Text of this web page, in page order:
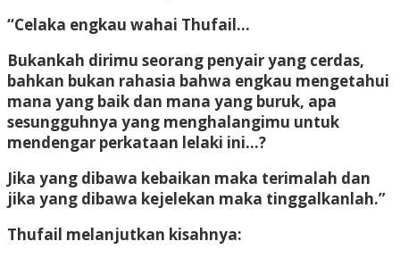
“Celaka engkau wahai Thufail…
Bukankah dirimu seorang penyair yang cerdas,
bahkan bukan rahasia bahwa engkau mengetahui
mana yang baik dan mana yang buruk, apa
sesungguhnya yang menghalangimu untuk
mendengar perkataan lelaki ini…?
Jika yang dibawa kebaikan maka terimalah dan
jika yang dibawa kejelekan maka tinggalkanlah.”
Thufail melanjutkan kisahnya: